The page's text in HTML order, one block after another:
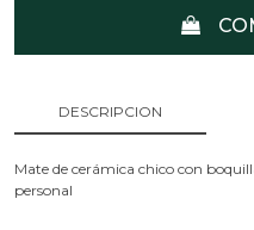
DESCRIPCION
Mate de cerámica chico con
personal